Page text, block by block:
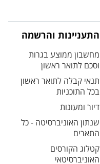
התעניינות והרשמה
מחשבון ממוצע בגרות
וסכם לתואר ראשון
תנאי קבלה לתואר ראשון
בכל התוכניות
דיור ומעונות
שנתון האוניברסיטה - כל
התארים
קטלוג הקורסים
האוניברסיטאי